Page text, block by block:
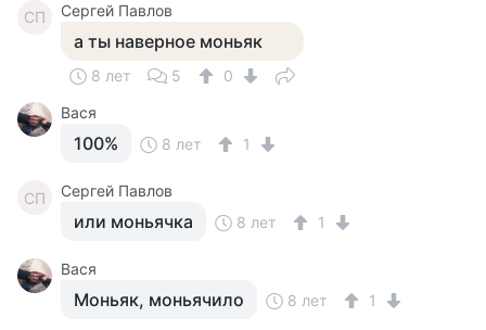
СП Сергей Павлов
а ты наверное моньяк
8 лет 5
0
Вася
100% 8 лет 1
СП Сергей Павлов
или моньячка 8 лет 1
Вася
Моньяк, моньячило 8 лет 1